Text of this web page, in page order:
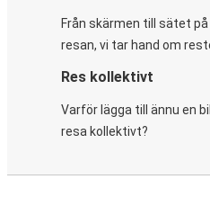
Från skärmen till sätet
resan, vi tar hand om
Res kollektivt
Varför lägga till ännu en
resa kollektivt?